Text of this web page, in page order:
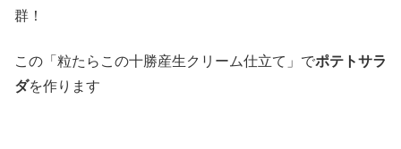
群！
この「粒たらこの十勝産生クリーム仕立て」でポテトサラ
ダを作ります